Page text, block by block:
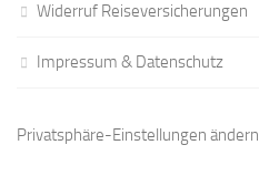
Widerruf Reiseversicherungen
Impressum & Datenschutz
Privatsphäre-Einstellungen ändern